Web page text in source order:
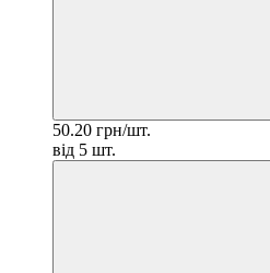
50.20 грн/шт.
від 5 шт.